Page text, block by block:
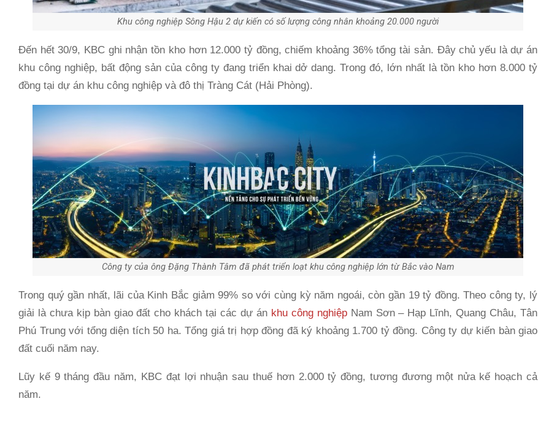
Khu công nghiệp Sông Hậu 2 dự kiến có số lượng công nhân khoảng 20.000 người
Đến hết 30/9, KBC ghi nhận tồn kho hơn 12.000 tỷ đồng, chiếm khoảng 36% tổng tài sản. Đây chủ yếu là dự án
khu công nghiệp, bất động sản của công ty đang triển khai dở dang. Trong đó, lớn nhất là tồn kho hơn 8.000 tỷ
đồng tại dự án khu công nghiệp và đô thị Tràng Cát (Hải Phòng).
Công ty của ông Đặng Thành Tâm đã phát triển loạt khu công nghiệp lớn từ Bắc vào Nam
Trong quý gần nhất, lãi của Kinh Bắc giảm 99% so với cùng kỳ năm ngoái, còn gần 19 tỷ đồng. Theo công ty, lý
giải là chưa kịp bàn giao đất cho khách tại các dự án khu công nghiệpNam Sơn – Hạp Lĩnh, Quang Châu, Tân
Phú Trung với tổng diện tích 50 ha. Tổng giá trị hợp đồng đã ký khoảng 1.700 tỷ đồng. Công ty dự kiến bàn giao
đất cuối năm nay.
Lũy kế 9 tháng đầu năm, KBC đạt lợi nhuận sau thuế hơn 2.000 tỷ đồng, tương đương một nửa kế hoạch cả
năm.